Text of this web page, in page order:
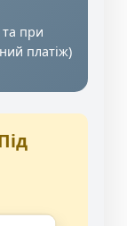
при
платіж)